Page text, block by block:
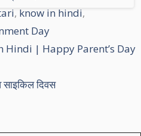
, know in hindi,
Day
Hindi | Happy Parent’s Day
दिवस